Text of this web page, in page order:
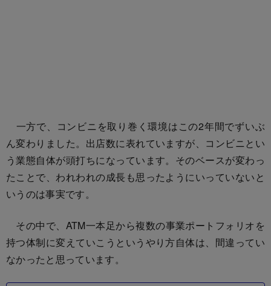
一方で、コンビニを取り巻く環境はこの2年間でずいぶ
ん変わりました。出店数に表れていますが、コンビニとい
う業態自体が頭打ちになっています。そのベースが変わっ
たことで、われわれの成長も思ったようにいっていないと
いうのは事実です。
その中で、ATM一本足から複数の事業ポートフォリオを
持つ体制に変えていこうというやり方自体は、間違ってい
なかったと思っています。